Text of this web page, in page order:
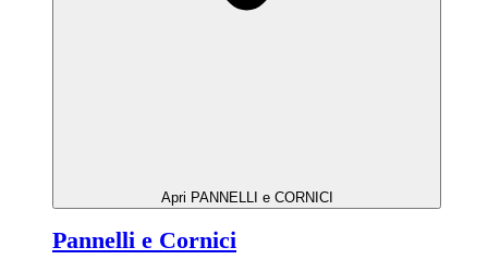
Apri PANNELLI e CORNICI
Pannelli e Cornici